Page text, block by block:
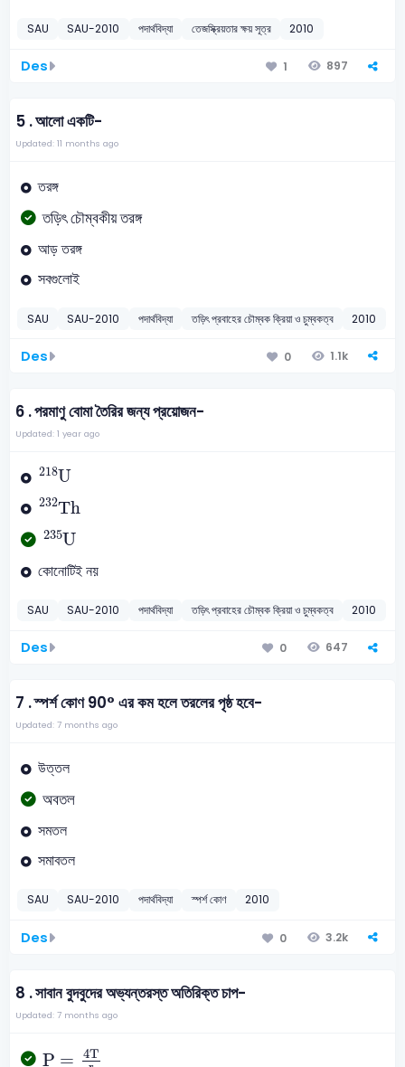
SAU SAU-2010 পদার্থবিদ্যা তেজস্ক্রিয়তার ক্ষয় সূত্র 2010
Des 1 897
5 .আলো একটি-
Updated: 11 months ago
তরঙ্গ
তড়িৎ চৌম্বকীয় তরঙ্গ
আড় তরঙ্গ
সবগুলোই
SAU SAU-2010 পদার্থবিদ্যা তড়িৎ প্রবাহের চৌম্বক ক্রিয়া ও চুম্বকত্ব 2010
Des 0 1.1k
6 .পরমাণু বোমা তৈরির জন্য প্রয়োজন-
Updated: 1 year ago
218U
U218
232Th
Th232
235U
U235
কোনোটিই নয়
SAU SAU-2010 পদার্থবিদ্যা তড়িৎ প্রবাহের চৌম্বক ক্রিয়া ও চুম্বকত্ব 2010
Des 0 647
7 .স্পর্শ কোণ 90° এর কম হলে তরলের পৃষ্ঠ হবে-
Updated: 7 months ago
উত্তল
অবতল
সমতল
সমাবতল
SAU SAU-2010 পদার্থবিদ্যা স্পর্শ কোণ 2010
Des 0 3.2k
8 .সাবান বুদবুদের অভ্যন্তরস্ত অতিরিক্ত চাপ-
Updated: 7 months ago
P = 4T
P= Tr